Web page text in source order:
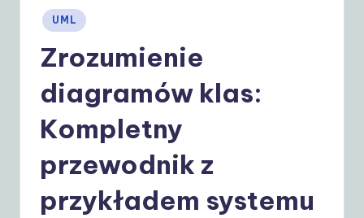
Posted
in
UML
Zrozumienie
diagramów klas:
Kompletny
przewodnik z
przykładem systemu